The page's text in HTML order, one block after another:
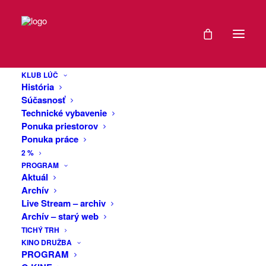
KLUB LÚČ
História
Súčasnosť
Technické vybavenie
Ponuka priestorov
Ponuka práce
2 %
PROGRAM
Aktuál
Archív
Live Stream – archiv
Archív – starý web
TICHÝ TRH
KINO DRUŽBA
PROGRAM
Divadlo:
Komunál
Divadelná inscenácia Komunál je sled
vsúpiť na javisko verejného života.
Konanie postáv vyzerá navonok
demaskuje ako manipulatívna hra s
emóciami a očakávaniami publika.
Inscenované modely správania sa
stávajú základom pre vytvorenie
DÁTUM